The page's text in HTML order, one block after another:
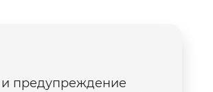
и предупреждение